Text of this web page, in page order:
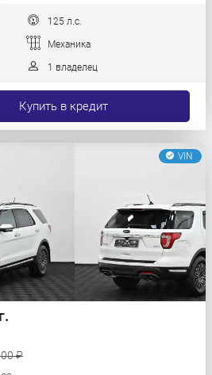
125 л.с.
Механика
1 владелец
Купить в кредит
VIN
₽